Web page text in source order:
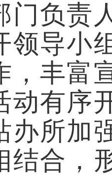
门负责
领导小
，丰富
动有序
办所加
结合，